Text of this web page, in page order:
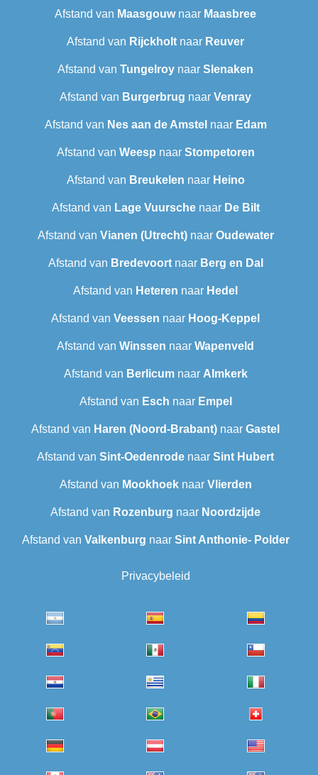
Afstand van Maasgouwnaar Maasbree
Afstand van Rijckholt naar Reuver
Afstand van Tungelroy naar Slenaken
Afstand van Burgerbrug naar Venray
Afstand van Nes aan de Amstel naar Edam
Afstand van Weesp naar Stompetoren
Afstand van Breukelen naar Heino
Afstand van Lage Vuurschenaar De Bilt
Afstand van Vianen (Utrecht)naar Oudewater
Afstand van Bredevoortnaar Berg en Dal
Afstand van Heteren naar Hedel
Afstand van Veessen naar Hoog-Keppel
Afstand van Winssen naar Wapenveld
Afstand van Berlicumnaar Almkerk
Afstand van Esch naar Empel
Afstand van Haren (Noord-Brabant) naar Gastel
Afstand van Sint-Oedenrode naar Sint Hubert
Afstand van Mookhoeknaar Vlierden
Afstand van Rozenburg naar Noordzijde
Afstand van Valkenburg naar Sint Anthonie- Polder
Privacybeleid